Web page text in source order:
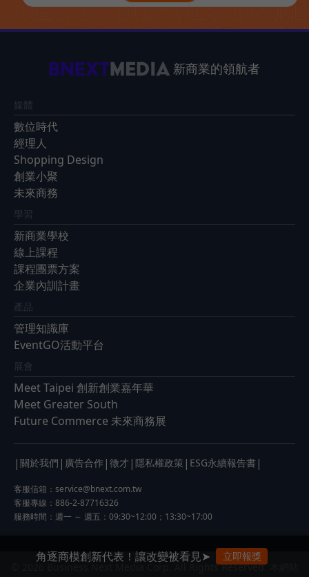
新商業的領航者
媒體
數位時代
經理人
Shopping Design
創業小聚
未來商務
學習
新商業學校
線上課程
課程團票方案
企業內訓計畫
產品
管理知識庫
EventGO活動平台
展會
Meet Taipei 創新創業嘉年華
Meet Greater South
Future Commerce 未來商務展
| 關於我們 | 廣告合作 | 徵才 | 隱私權政策 | ESG永續報告書 |
客服信箱： service@bnext.com.tw
客服專線：886-2-87716326
服務時間：週一 ～ 週五：09:30~12:00；13:30~17:00
© 2026 Business Next Media Corp. All Rights Reserved. 本網站
角逐商模創新代表！讓改變被看見➤ 立即報獎